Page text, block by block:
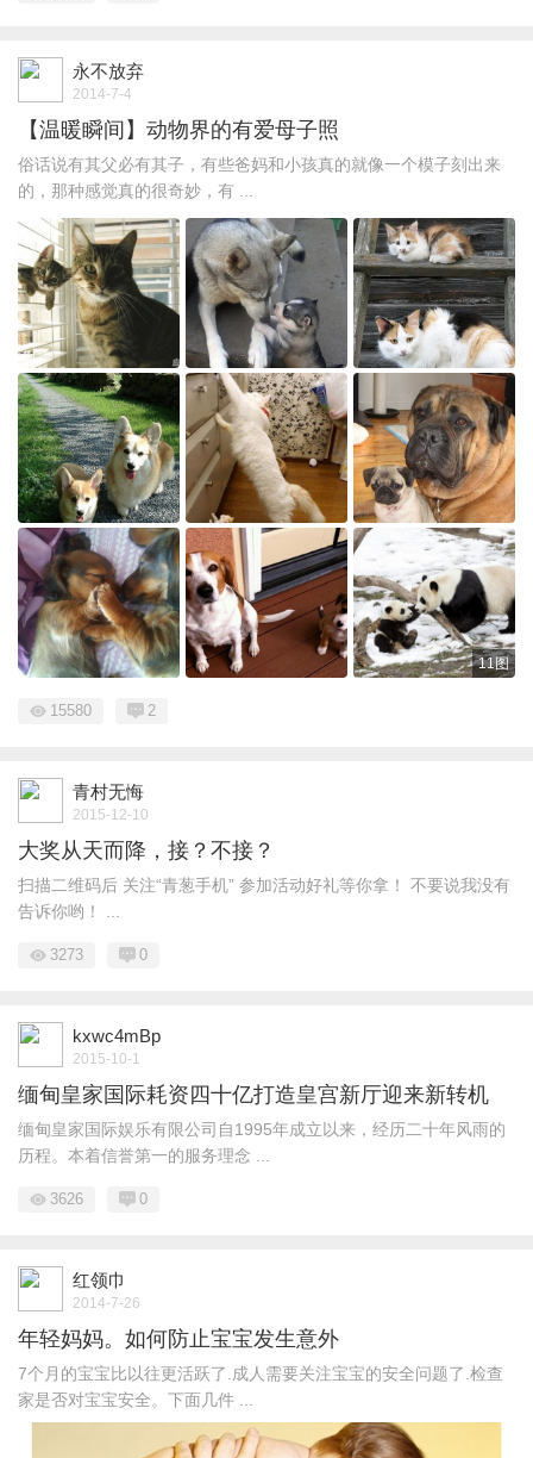
永不放弃
2014-7-4
【温暖瞬间】动物界的有爱母子照
俗话说有其父必有其子，有些爸妈和小孩真的就像一个模子刻出来
的，那种感觉真的很奇妙，有 ...
11图
15580 2
青村无悔
2015-12-10
大奖从天而降，接？不接？
扫描二维码后 关注“青葱手机” 参加活动好礼等你拿！ 不要说我没有
告诉你哟！ ...
3273 0
kxwc4mBp
2015-10-1
缅甸皇家国际耗资四十亿打造皇宫新厅迎来新转机
缅甸皇家国际娱乐有限公司自1995年成立以来，经历二十年风雨的
历程。本着信誉第一的服务理念 ...
3626 0
红领巾
2014-7-26
年轻妈妈。如何防止宝宝发生意外
7个月的宝宝比以往更活跃了.成人需要关注宝宝的安全问题了.检查
家是否对宝宝安全。下面几件 ...